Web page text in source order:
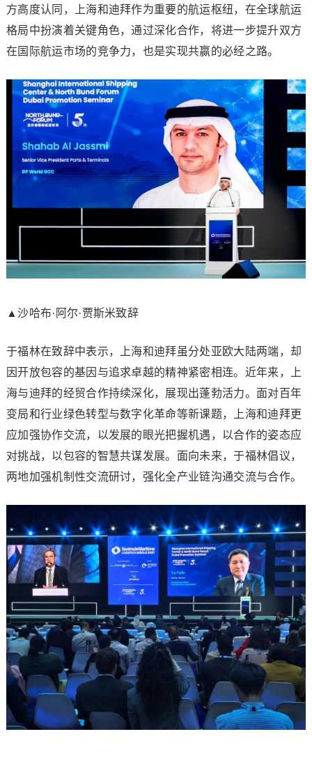
方高度认同，上海和迪拜作为重要的航运枢纽，在全球航运
格局中扮演着关键角色，通过深化合作，将进一步提升双方
在国际航运市场的竞争力，也是实现共赢的必经之路。
▲沙哈布·阿尔·贾斯米致辞
于福林在致辞中表示，上海和迪拜虽分处亚欧大陆两端，却
因开放包容的基因与追求卓越的精神紧密相连。近年来，上
海与迪拜的经贸合作持续深化，展现出蓬勃活力。面对百年
变局和行业绿色转型与数字化革命等新课题，上海和迪拜更
应加强协作交流，以发展的眼光把握机遇，以合作的姿态应
对挑战，以包容的智慧共谋发展。面向未来，于福林倡议，
两地加强机制性交流研讨，强化全产业链沟通交流与合作。